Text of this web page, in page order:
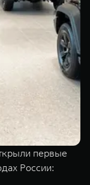
первые
России: